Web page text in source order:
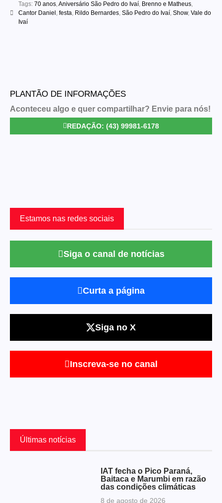
Tags: 70 anos,Aniversário São Pedro do Ivaí, Brenno e Matheus,
Cantor Daniel , festa, Rildo Bernardes, São Pedro do Ivaí, Show, Vale do
Ivaí
PLANTÃO DE INFORMAÇÕES
Aconteceu algo e quer compartilhar? Envie para nós!
REDAÇÃO: (43) 99981-6178
Estamos nas redes sociais
Siga o canal de notícias
Curta a página
Siga no X
Inscreva-se no canal
Últimas notícias
IAT fecha o Pico Paraná,
Baitaca e Marumbi em razão
das condições climáticas
8 de agosto de 2026